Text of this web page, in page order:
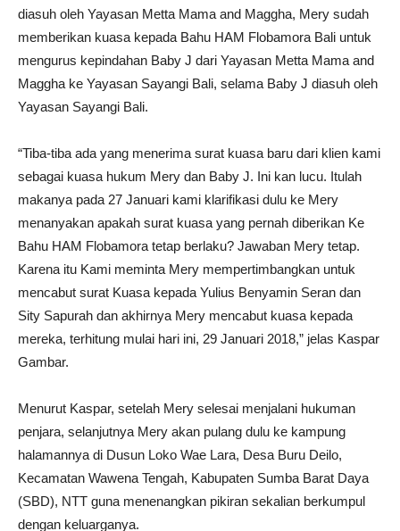
diasuh oleh Yayasan Metta Mama and Maggha, Mery sudah
memberikan kuasa kepada Bahu HAM Flobamora Bali untuk
mengurus kepindahan Baby J dari Yayasan Metta Mama and
Maggha ke Yayasan Sayangi Bali, selama Baby J diasuh oleh
Yayasan Sayangi Bali.
“Tiba-tiba ada yang menerima surat kuasa baru dari klien kami
sebagai kuasa hukum Mery dan Baby J. Ini kan lucu. Itulah
makanya pada 27 Januari kami klarifikasi dulu ke Mery
menanyakan apakah surat kuasa yang pernah diberikan Ke
Bahu HAM Flobamora tetap berlaku? Jawaban Mery tetap.
Karena itu Kami meminta Mery mempertimbangkan untuk
mencabut surat Kuasa kepada Yulius Benyamin Seran dan
Sity Sapurah dan akhirnya Mery mencabut kuasa kepada
mereka, terhitung mulai hari ini, 29 Januari 2018,” jelas Kaspar
Gambar.
Menurut Kaspar, setelah Mery selesai menjalani hukuman
penjara, selanjutnya Mery akan pulang dulu ke kampung
halamannya di Dusun Loko Wae Lara, Desa Buru Deilo,
Kecamatan Wawena Tengah, Kabupaten Sumba Barat Daya
(SBD), NTT guna menenangkan pikiran sekalian berkumpul
dengan keluarganya.